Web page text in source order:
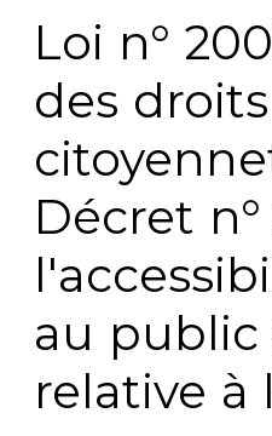
Loi n°
des
Décret
au public
relative